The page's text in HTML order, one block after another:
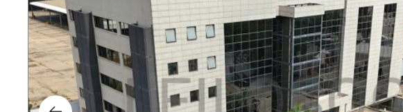
Art and Collectibles
Rights